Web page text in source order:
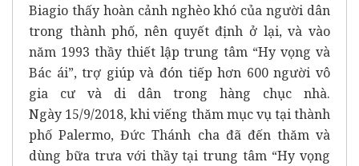
Biagio thấy hoàn cảnh nghèo khó của người dân
trong thành phố, nên quyết định ở lại, và vào
năm 1993 thầy thiết lập trung tâm “Hy vọng và
Bác ái”, trợ giúp và đón tiếp hơn 600 người vô
gia cư và di dân trong hàng chục nhà.
Ngày 15/9/2018, khi viếng thăm mục vụ tại thành
phố Palermo, Đức Thánh cha đã đến thăm và
dùng bữa trưa với thầy tại trung tâm “Hy vọng